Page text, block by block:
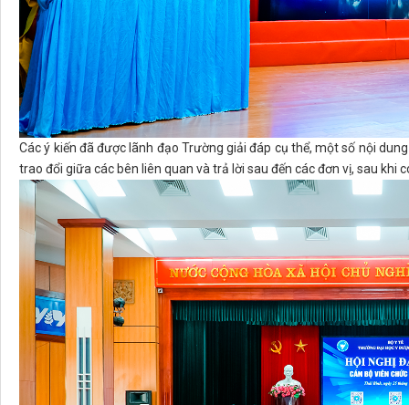
Các ý kiến đã được lãnh đạo Trường giải đáp cụ thể, một số nội
trao đổi giữa các bên liên quan và trả lời sau đến các đơn vị, sau khi